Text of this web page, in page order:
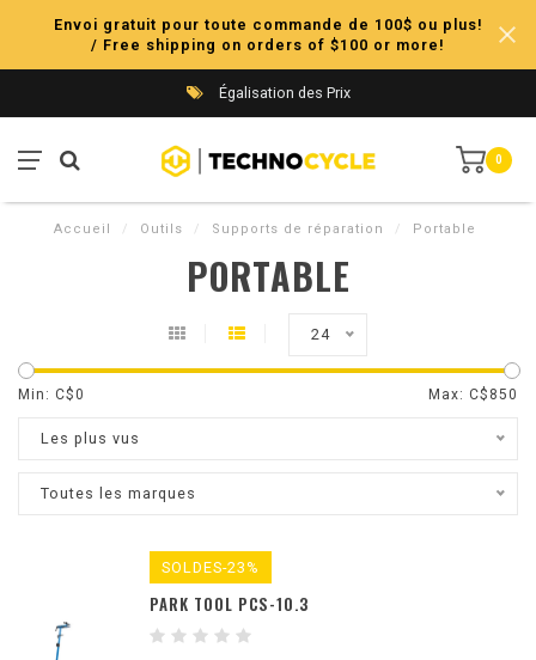
Envoi gratuit pour toute commande de 100$ ou plus!
/ Free shipping on orders of $100 or more!
Égalisation des Prix
0
Accueil / Outils / Supports de réparation / Portable
PORTABLE
24
Min: C$0 Max: C$ 850
Les plus vus
Toutes les marques
SOLDES-23%
PARK TOOL PCS-10.3